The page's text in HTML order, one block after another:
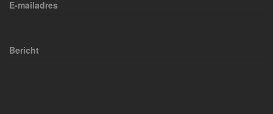
E-mailadres
Bericht